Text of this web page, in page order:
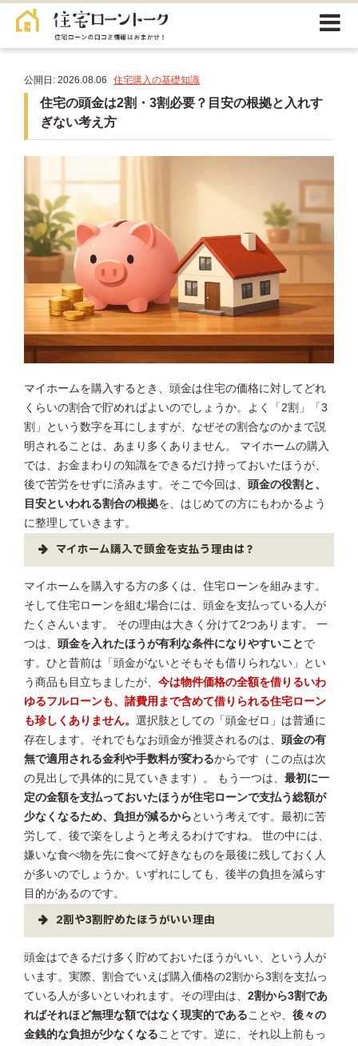
公開日: 2026.08.06 住宅購入の基礎知識
住宅の頭金は2割・3割必要？目安の根拠と入れす
ぎない考え方
マイホームを購入するとき、頭金は住宅の価格に対してどれ
くらいの割合で貯めればよいのでしょうか。よく「2割」「3
割」という数字を耳にしますが、なぜその割合なのかまで説
明されることは、あまり多くありません。 マイホームの購入
では、お金まわりの知識をできるだけ持っておいたほうが、
後で苦労をせずに済みます。そこで今回は、 頭金の役割と、
目安といわれる割合の根拠を、はじめての方にもわかるよう
に整理していきます。
マイホーム購入で頭金を支払う理由は？
マイホームを購入する方の多くは、住宅ローンを組みます。
そして住宅ローンを組む場合には、頭金を支払っている人が
たくさんいます。 その理由は大きく分けて2つあります。 一
つは、 頭金を入れたほうが有利な条件になりやすいこと で
す。ひと昔前は「頭金がないとそもそも借りられない」とい
う商品も目立ちましたが、 今は物件価格の全額を借りるいわ
ゆるフルローンも、諸費用まで含めて借りられる住宅ローン
も珍しくありません。 選択肢としての「頭金ゼロ」は普通に
存在します。それでもなお頭金が推奨されるのは、 頭金の有
無で適用される金利や手数料が変わるからです（この点は次
の見出しで具体的に見ていきます）。 もう一つは、 最初に一
定の金額を支払っておいたほうが住宅ローンで支払う総額が
少なくなるため、負担が減るから という考えです。最初に苦
労して、後で楽をしようと考えるわけですね。 世の中には、
嫌いな食べ物を先に食べて好きなものを最後に残しておく人
が多いのでしょうか。いずれにしても、後半の負担を減らす
目的があるのです。
2割や3割貯めたほうがいい理由
頭金はできるだけ多く貯めておいたほうがいい、という人が
います。実際、割合でいえば購入価格の2割から3割を支払っ
ている人が多いといわれます。その理由は、 2割から3割であ
ればそれほど無理な額ではなく現実的である ことや、 後々の
金銭的な負担が少なくなる ことです。逆に、それ以上前もっ